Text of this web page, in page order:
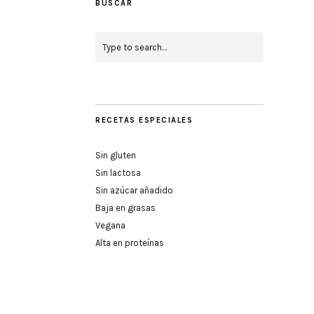
BUSCAR
RECETAS ESPECIALES
Sin gluten
Sin lactosa
Sin azúcar añadido
Baja en grasas
Vegana
Alta en proteínas